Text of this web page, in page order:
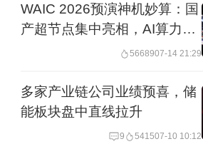
WAIC 2026预演神机妙算：国
产超节点集中亮相，AI算力迈
5668907-14 21:29
多家产业链公司业绩预喜，储
能板块盘中直线拉升
9 541507-10 10:12